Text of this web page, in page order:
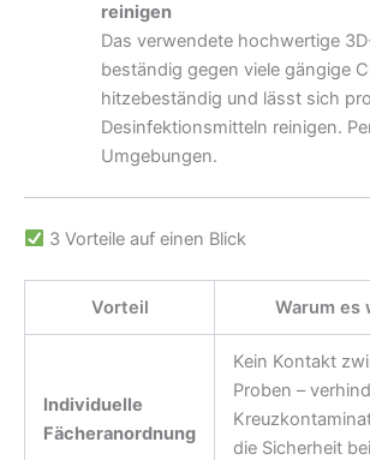
reinigen
Das verwendete hochwertige
beständig gegen viele gängige
hitzebeständig und lässt sich
Desinfektionsmitteln reinigen.
Umgebungen.
3 Vorteile auf einen Blick
Vorteil Warum es
Individuelle
Fächeranordnung
Kein Kontakt
Proben –
die Sicherheit